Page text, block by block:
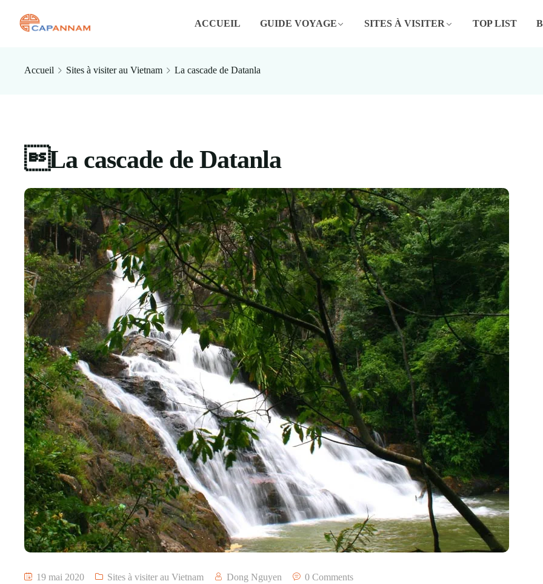
ACCUEIL GUIDE VOYAGE SITES À VISITER TOP LIST
Accueil Sites à visiter au Vietnam La cascade de Datanla
La cascade de Datanla
19 mai 2020 Sites à visiter au Vietnam Dong Nguyen 0 Comments